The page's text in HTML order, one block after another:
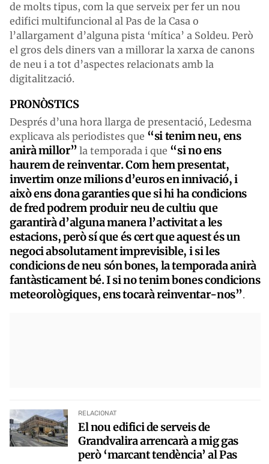
de molts tipus, com la que serveix per fer un nou
edifici multifuncional al Pas de la Casa o
l’allargament d’alguna pista ‘mítica’ a Soldeu. Però
el gros dels diners van a millorar la xarxa de canons
de neu i a tot d’aspectes relacionats amb la
digitalització.
PRONÒSTICS
Després d’una hora llarga de presentació, Ledesma
explicava als periodistes que “si tenim neu, ens
anirà millor” la temporada i que “si no ens
haurem de reinventar. Com hem presentat,
invertim onze milions d’euros en innivació, i
això ens dona garanties que si hi ha condicions
de fred podrem produir neu de cultiu que
garantirà d’alguna manera l’activitat a les
estacions, però sí que és cert que aquest és un
negoci absolutament imprevisible, i si les
condicions de neu són bones, la temporada anirà
fantàsticament bé. I si no tenim bones condicions
meteorològiques, ens tocarà reinventar-nos”.
RELACIONAT
El nou edifici de serveis de
Grandvalira arrencarà a mig gas
però ‘marcant tendència’ al Pas